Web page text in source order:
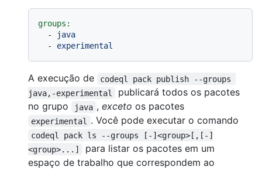
groups:
-
java
-
experimental
A execução de
codeql pack publish --groups
java,-experimental
publicará todos os pacotes
no grupo
java , exceto os pacotes
experimental . Você pode executar o comando
codeql pack ls --groups [-]<group>[,[-]
<group>...]
para listar os pacotes em um
espaço de trabalho que correspondem ao